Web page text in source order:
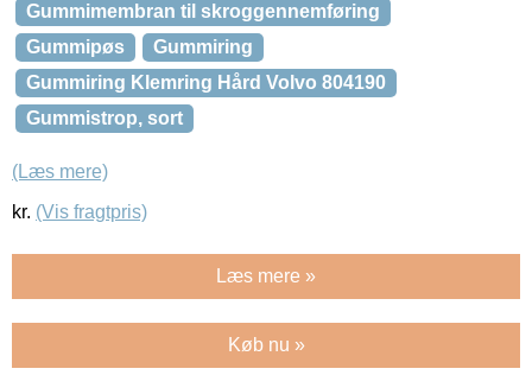
Gummimembran til skroggennemføring
Gummipøs
Gummiring
Gummiring Klemring Hård Volvo 804190
Gummistrop, sort
(Læs mere)
kr. (Vis fragtpris)
Læs mere »
Køb nu »